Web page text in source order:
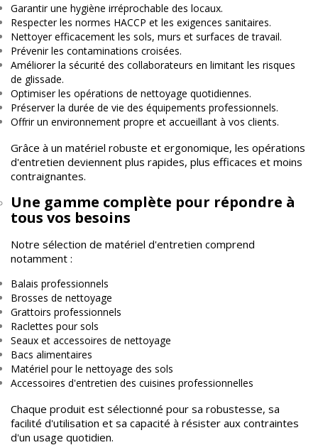
Garantir une hygiène irréprochable des locaux.
Respecter les normes HACCP et les exigences sanitaires.
Nettoyer efficacement les sols, murs et surfaces de travail.
Prévenir les contaminations croisées.
Améliorer la sécurité des collaborateurs en limitant les risques
de glissade.
Optimiser les opérations de nettoyage quotidiennes.
Préserver la durée de vie des équipements professionnels.
Offrir un environnement propre et accueillant à vos clients.
Grâce à un matériel robuste et ergonomique, les opérations
d'entretien deviennent plus rapides, plus efficaces et moins
contraignantes.
Une gamme complète pour répondre à
tous vos besoins
Notre sélection de matériel d'entretien comprend
notamment :
Balais professionnels
Brosses de nettoyage
Grattoirs professionnels
Raclettes pour sols
Seaux et accessoires de nettoyage
Bacs alimentaires
Matériel pour le nettoyage des sols
Accessoires d'entretien des cuisines professionnelles
Chaque produit est sélectionné pour sa robustesse, sa
facilité d'utilisation et sa capacité à résister aux contraintes
d'un usage quotidien.